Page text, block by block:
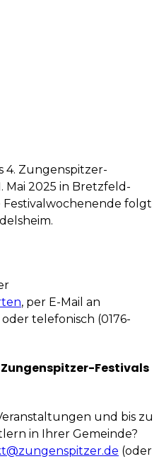
4. Zungenspitzer-
Mai 2025 in Bretzfeld-
Festivalwochenende folgt
, per E-Mail an
oder telefonisch (0176-
Festivals
und bis zu
in Ihrer Gemeinde?
(oder